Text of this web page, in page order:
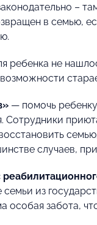
–
в семью,
ребенка не
— помочь
Сотрудники
случаев,
из
особая забота,